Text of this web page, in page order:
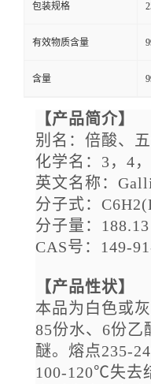
包装规格
有效物质含量
含量
【产品简介】
别名：倍酸、
化学名： 3，4
英文名称：
分子式：
分子量： 188.13
CAS号：149-
【产品性状】
本品为白色或
85份水、6份乙
醚。熔点235-
100-120℃失去